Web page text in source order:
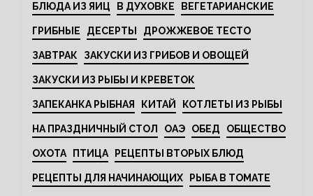
БЛЮДА ИЗ ЯИЦ В ДУХОВКЕ ВЕГЕТАРИАНСКИЕ
ГРИБНЫЕ ДЕСЕРТЫ ДРОЖЖЕВОЕ ТЕСТО
ЗАВТРАК ЗАКУСКИ ИЗ ГРИБОВ И ОВОЩЕЙ
ЗАКУСКИ ИЗ РЫБЫ И КРЕВЕТОК
ЗАПЕКАНКА РЫБНАЯ КИТАЙ КОТЛЕТЫ ИЗ РЫБЫ
НА ПРАЗДНИЧНЫЙ СТОЛ ОАЭ ОБЕД ОБЩЕСТВО
ОХОТА ПТИЦА РЕЦЕПТЫ ВТОРЫХ БЛЮД
РЕЦЕПТЫ ДЛЯ НАЧИНАЮЩИХ РЫБА В ТОМАТЕ